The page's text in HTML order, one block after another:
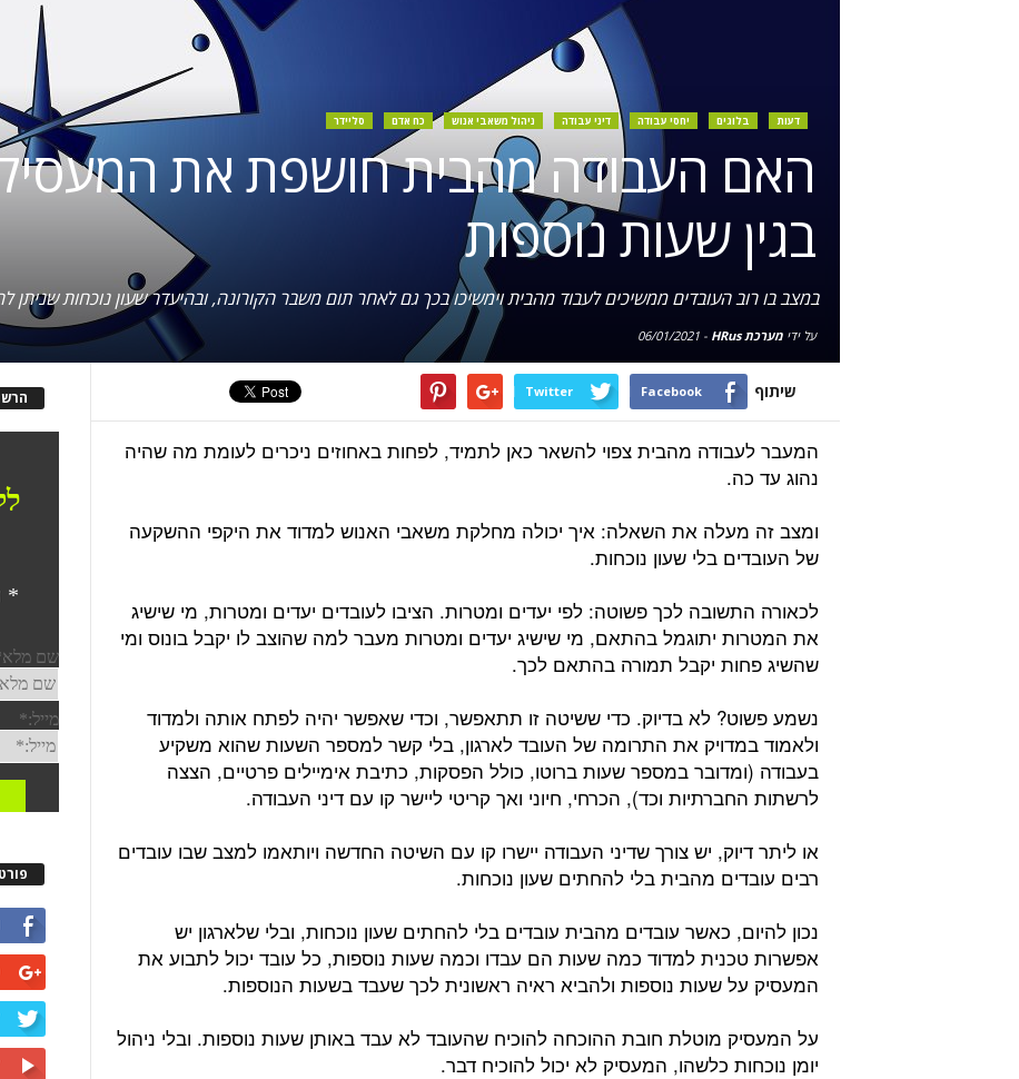
דעות בלוגים יחסי עבודה דיני עבודה ניהול משאבי אנוש כח אדם סליידר
האם העבודה מהבית חושפת את
בגין שעות נוספות
במצב בו רוב העובדים ממשיכים לעבוד מהבית וימשיכו בכך גם לאחר תום משבר הקורונה, ובהיעדר שעון נוכחות שניתן
על ידימערכת HRus -
06/01/2021
שיתוף Facebook
Twitter
המעבר לעבודה מהבית צפוי להשאר כאן לתמיד, לפחות באחוזים ניכרים לעומת מה שהיה
נהוג עד כה.
ומצב זה מעלה את השאלה: איך יכולה מחלקת משאבי האנוש למדוד את היקפי ההשקעה
של העובדים בלי שעון נוכחות.
לכאורה התשובה לכך פשוטה: לפי יעדים ומטרות. הציבו לעובדים יעדים ומטרות, מי שישיג
את המטרות יתוגמל בהתאם, מי שישיג יעדים ומטרות מעבר למה שהוצב לו יקבל בונוס ומי
שהשיג פחות יקבל תמורה בהתאם לכך.
נשמע פשוט? לא בדיוק. כדי ששיטה זו תתאפשר, וכדי שאפשר יהיה לפתח אותה ולמדוד
ולאמוד במדויק את התרומה של העובד לארגון, בלי קשר למספר השעות שהוא משקיע
בעבודה (ומדובר במספר שעות ברוטו, כולל הפסקות, כתיבת אימיילים פרטיים, הצצה
לרשתות החברתיות וכד), הכרחי, חיוני ואך קריטי ליישר קו עם דיני העבודה.
או ליתר דיוק, יש צורך שדיני העבודה יישרו קו עם השיטה החדשה ויותאמו למצב שבו עובדים
רבים עובדים מהבית בלי להחתים שעון נוכחות.
נכון להיום, כאשר עובדים מהבית עובדים בלי להחתים שעון נוכחות, ובלי שלארגון יש
אפשרות טכנית למדוד כמה שעות הם עבדו וכמה שעות נוספות, כל עובד יכול לתבוע את
המעסיק על שעות נוספות ולהביא ראיה ראשונית לכך שעבד בשעות הנוספות.
על המעסיק מוטלת חובת ההוכחה להוכיח שהעובד לא עבד באותן שעות נוספות. ובלי ניהול
יומן נוכחות כלשהו, המעסיק לא יכול להוכיח דבר.